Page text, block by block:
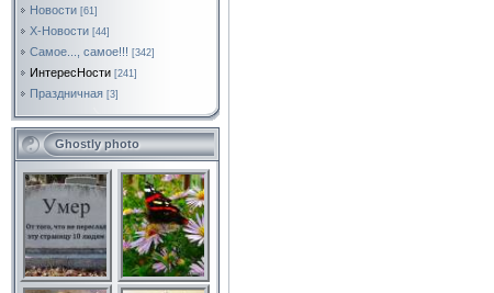
Новости [61]
Х-Новости [44]
Самое..., самое!!! [342]
ИнтересНости [241]
Праздничная [3]
Ghostly photo